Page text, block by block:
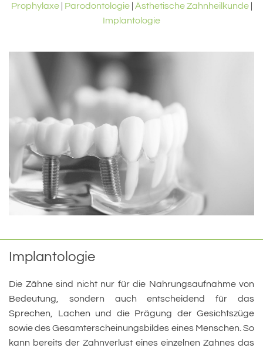
Prophylaxe| Parodontologie| Ästhetische Zahnheilkunde|
Implantologie
Implantologie
Die Zähne sind nicht nur für die Nahrungsaufnahme von
Bedeutung, sondern auch entscheidend für das
Sprechen, Lachen und die Prägung der Gesichtszüge
sowie des Gesamterscheinungsbildes eines Menschen. So
kann bereits der Zahnverlust eines einzelnen Zahnes das